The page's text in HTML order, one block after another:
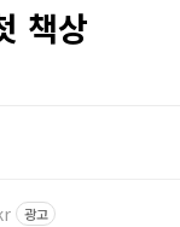
책상
광고